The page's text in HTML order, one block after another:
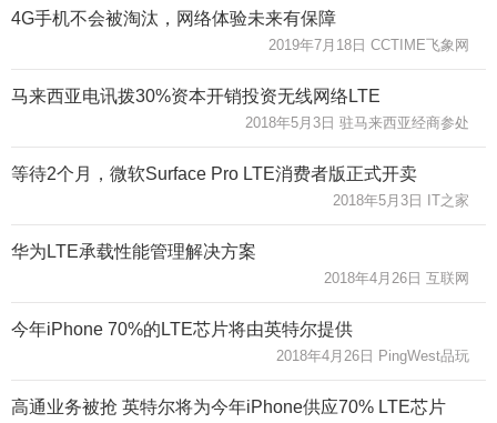
4G手机不会被淘汰，网络体验未来有保障
2019年7月18日 CCTIME飞象网
马来西亚电讯拨30%资本开销投资无线网络LTE
2018年5月3日 驻马来西亚经商参处
等待2个月，微软Surface Pro LTE消费者版正式开卖
2018年5月3日 IT之家
华为LTE承载性能管理解决方案
2018年4月26日 互联网
今年iPhone 70%的LTE芯片将由英特尔提供
2018年4月26日 PingWest品玩
高通业务被抢 英特尔将为今年iPhone供应70% LTE芯片